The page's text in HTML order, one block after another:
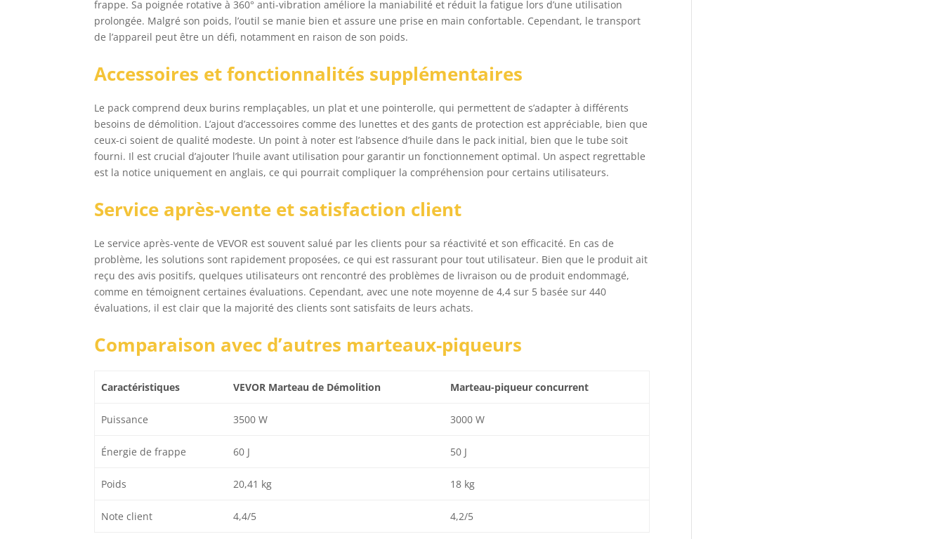
frappe. Sa poignée rotative à 360° anti-vibration améliore la maniabilité et réduit la fatigue lors d’une utilisation
prolongée. Malgré son poids, l’outil se manie bien et assure une prise en main confortable. Cependant, le transport
de l’appareil peut être un défi, notamment en raison de son poids.
Accessoires et fonctionnalités supplémentaires
Le pack comprend deux burins remplaçables, un plat et une pointerolle, qui permettent de s’adapter à différents
besoins de démolition. L’ajout d’accessoires comme des lunettes et des gants de protection est appréciable, bien que
ceux-ci soient de qualité modeste. Un point à noter est l’absence d’huile dans le pack initial, bien que le tube soit
fourni. Il est crucial d’ajouter l’huile avant utilisation pour garantir un fonctionnement optimal. Un aspect regrettable
est la notice uniquement en anglais, ce qui pourrait compliquer la compréhension pour certains utilisateurs.
Service après-vente et satisfaction client
Le service après-vente de VEVOR est souvent salué par les clients pour sa réactivité et son efficacité. En cas de
problème, les solutions sont rapidement proposées, ce qui est rassurant pour tout utilisateur. Bien que le produit ait
reçu des avis positifs, quelques utilisateurs ont rencontré des problèmes de livraison ou de produit endommagé,
comme en témoignent certaines évaluations. Cependant, avec une note moyenne de 4,4 sur 5 basée sur 440
évaluations, il est clair que la majorité des clients sont satisfaits de leurs achats.
Comparaison avec d’autres marteaux-piqueurs
Caractéristiques VEVOR Marteau de Démolition Marteau-piqueur concurrent
Puissance 3500 W 3000 W
Énergie de frappe 60 J 50 J
Poids 20,41 kg 18 kg
Note client 4,4/5 4,2/5